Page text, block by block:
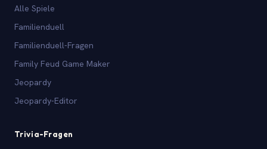
Alle Spiele
Familienduell
Familienduell-Fragen
Family Feud Game Maker
Jeopardy
Jeopardy-Editor
Trivia-Fragen